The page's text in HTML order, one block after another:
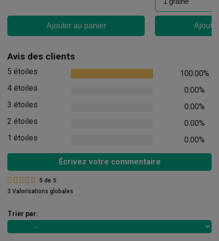
Ajouter au panier
Avis des clients
5 étoiles
100.00%
4 étoiles
0.00%
3 étoiles
0.00%
2 étoiles
0.00%
1 étoiles
0.00%
Écrivez votre commentaire
5 de 5
3 Valorisations globales
Trier par: